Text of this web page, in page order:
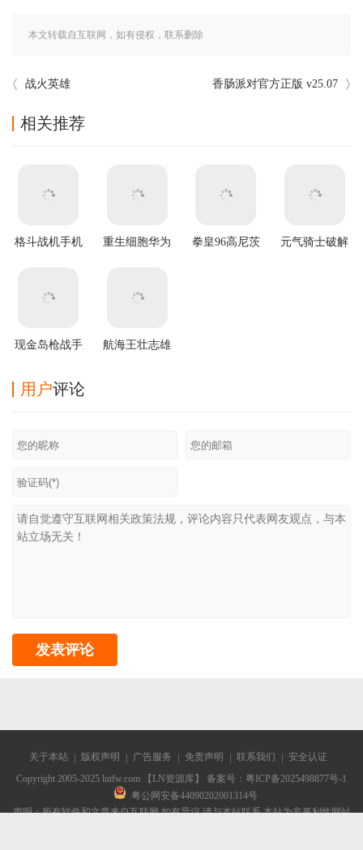
本文转载自互联网，如有侵权，联系删除
战火英雄 香肠派对官方正版 v25.07
相关推荐
格斗战机手机
重生细胞华为
拳皇96高尼茨
元气骑士破解
现金岛枪战手
航海王壮志雄
用户评论
关于本站 版权声明 广告服务 免责声明 联系我们
安全认证
Copyright 2005-2025 lntfw.com 【LN资源库】 备案号： 粤ICP备2025498877号-1
粤公网安备44090202001314号
声明：所有软件和文章来自互联网 如有异议 请与本站联系 本站为非赢利性网站